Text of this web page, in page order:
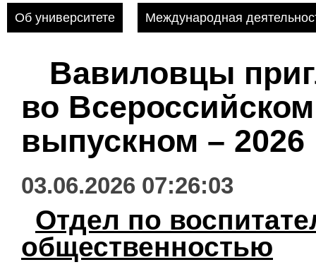
Об университете Международная
Вавиловцы
во
выпускном – 2026
03.06.2026 07:26:03
Отдел по
общественностью